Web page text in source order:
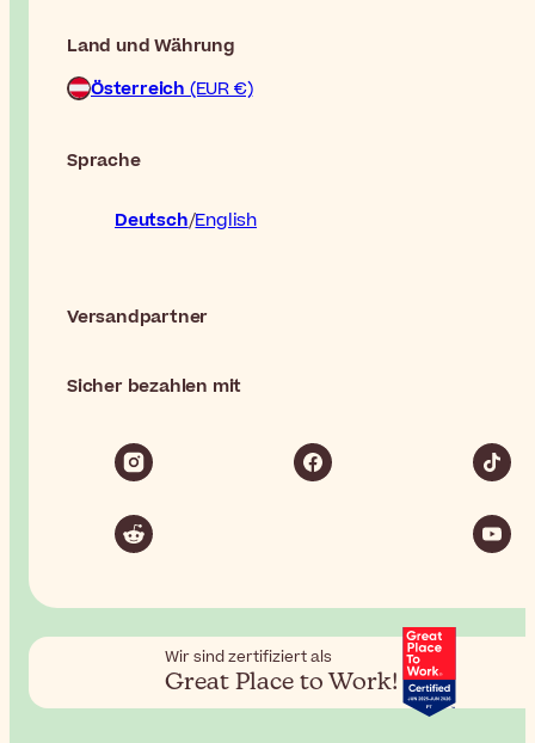
Land und Währung
Österreich (EUR €)
Sprache
Deutsch English
Versandpartner
Sicher bezahlen mit
Wir sind zertifiziert als
Great Place to Work!